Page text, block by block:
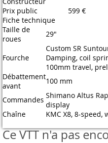
Prix public
599 €
Fiche technique
Taille de
roues
29"
Fourche
Custom SR
Damping, coil
100mm travel,
Débattement
avant
100 mm
Commandes Shimano Altus
display
Chaîne
KMC X8, 8-
Ce VTT n'a pas